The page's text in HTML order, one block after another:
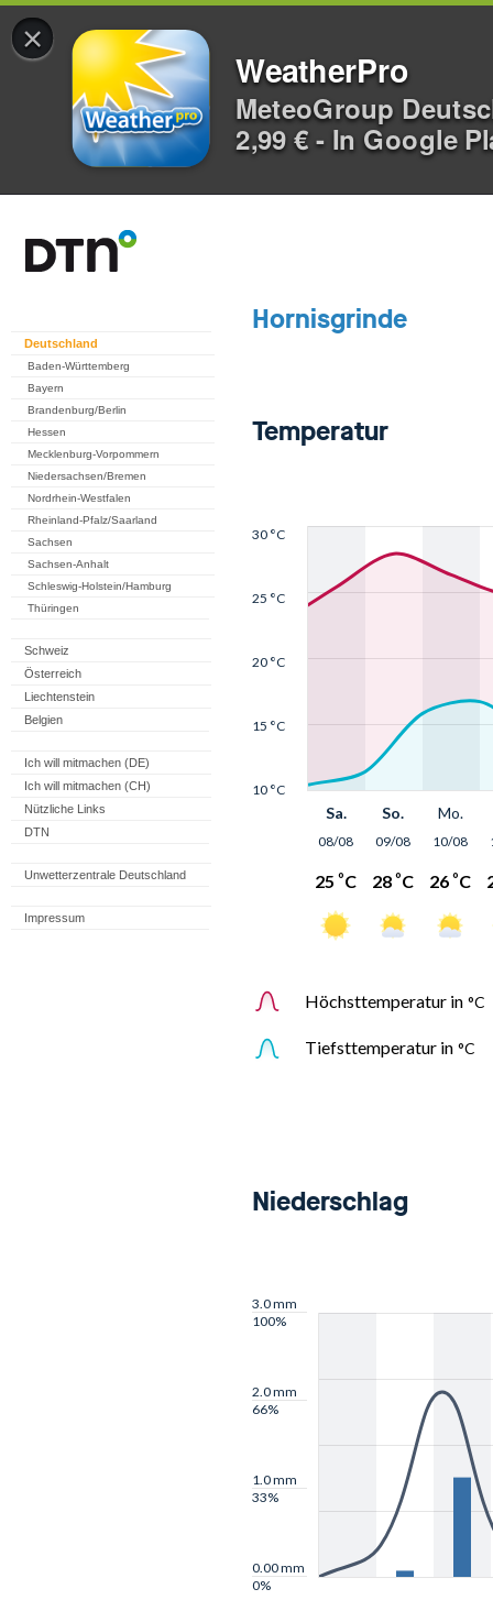
×
WeatherPro
MeteoGroup
2,99 € - In Google
Deutschland
Baden-Württemberg
Bayern
Brandenburg/Berlin
Hessen
Mecklenburg-Vorpommern
Niedersachsen/Bremen
Nordrhein-Westfalen
Rheinland-Pfalz/Saarland
Sachsen
Sachsen-Anhalt
Schleswig-Holstein/Hamburg
Thüringen
Schweiz
Österreich
Liechtenstein
Belgien
Ich will mitmachen (DE)
Ich will mitmachen (CH)
Nützliche Links
DTN
Unwetterzentrale Deutschland
Impressum